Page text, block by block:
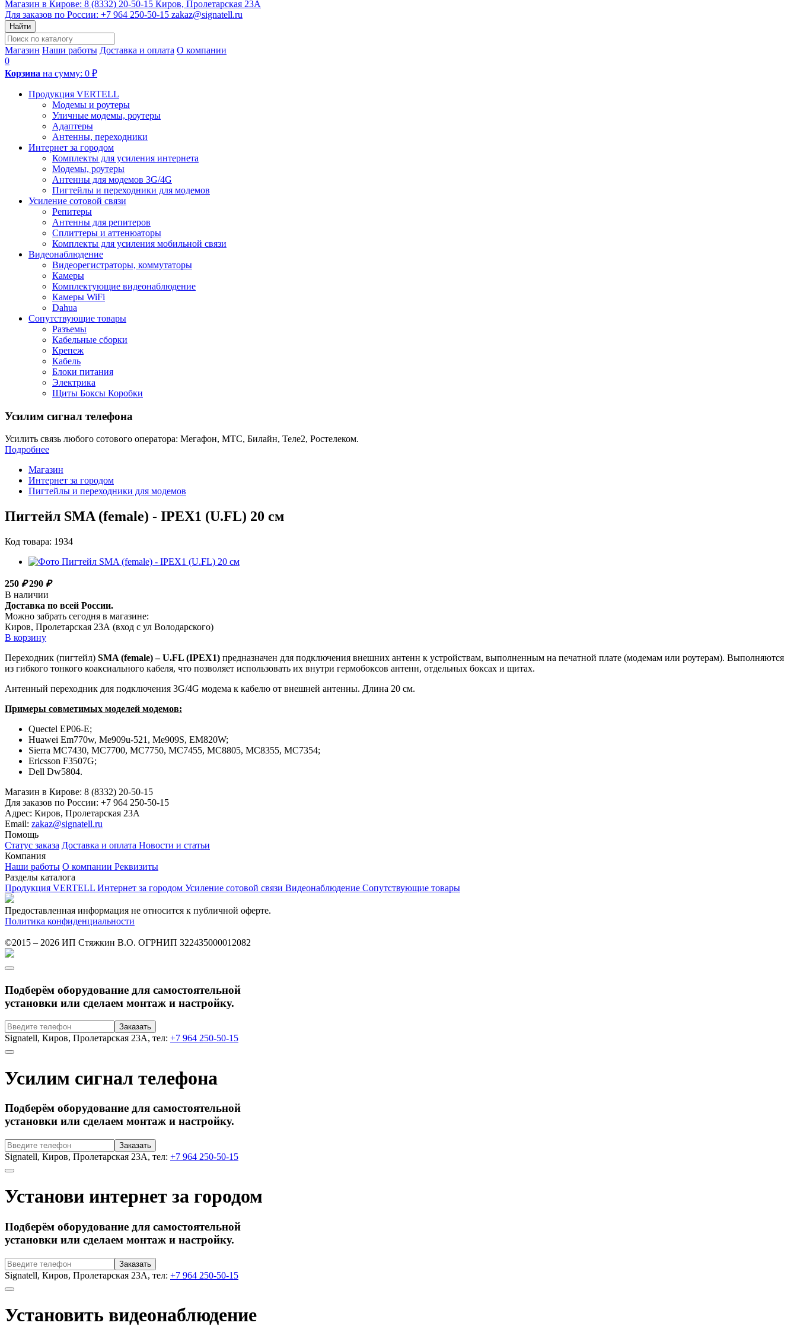
Магазин в Кирове: 8 (8332) 20-50-15 Киров, Пролетарская 23А
Для заказов по России: +7 964 250-50-15 zakaz@signatell.ru
Найти
Магазин Наши работы Доставка и оплата О компании
0
Корзина на сумму: 0 ₽
Продукция VERTELL
Модемы и роутеры
Уличные модемы, роутеры
Адаптеры
Антенны, переходники
Интернет за городом
Комплекты для усиления интернета
Модемы, роутеры
Антенны для модемов 3G/4G
Пигтейлы и переходники для модемов
Усиление сотовой связи
Репитеры
Антенны для репитеров
Сплиттеры и аттенюаторы
Комплекты для усиления мобильной связи
Видеонаблюдение
Видеорегистраторы, коммутаторы
Камеры
Комплектующие видеонаблюдение
Камеры WiFi
Dahua
Сопутствующие товары
Разъемы
Кабельные сборки
Крепеж
Кабель
Блоки питания
Электрика
Щиты Боксы Коробки
Усилим сигнал телефона
Усилить связь любого сотового оператора: Мегафон, МТС, Билайн, Теле2, Ростелеком.
Подробнее
Магазин
Интернет за городом
Пигтейлы и переходники для модемов
Пигтейл SMA (female) - IPEX1 (U.FL) 20 см
Код товара: 1934
250 ₽ 290 ₽
В наличии
Доставка по всей России.
Можно забрать сегодня в магазине:
Киров, Пролетарская 23А (вход с ул Володарского)
В корзину
Переходник (пигтейл) SMA (female) – U.FL (IPEX1) предназначен для подключения внешних антенн к устройствам, выполненным на печатной плате (модемам или роутерам). Выполняются
из гибкого тонкого коаксиального кабеля, что позволяет использовать их внутри гермобоксов антенн, отдельных боксах и щитах.
Антенный переходник для подключения 3G/4G модема к кабелю от внешней антенны. Длина 20 см.
Примеры совметимых моделей модемов:
Quectel EP06-E;
Huawei Em770w, Me909u-521, Me909S, EM820W;
Sierra MC7430, MC7700, MC7750, MC7455, MC8805, MC8355, MC7354;
Ericsson F3507G;
Dell Dw5804.
Магазин в Кирове: 8 (8332) 20-50-15
Для заказов по России: +7 964 250-50-15
Адрес: Киров, Пролетарская 23А
Email: zakaz@signatell.ru
Помощь
Статус заказа Доставка и оплата Новости и статьи
Компания
Наши работы О компании Реквизиты
Разделы каталога
Продукция VERTELL Интернет за городом Усиление сотовой связи Видеонаблюдение Сопутствующие товары
Предоставленная информация не относится к публичной оферте.
Политика конфиденциальности
©2015 – 2026 ИП Стяжкин В.О. ОГРНИП 322435000012082
Подберём оборудование для самостоятельной
установки или сделаем монтаж и настройку.
Signatell, Киров, Пролетарская 23А, тел: +7 964 250-50-15
Усилим сигнал телефона
Подберём оборудование для самостоятельной
установки или сделаем монтаж и настройку.
Signatell, Киров, Пролетарская 23А, тел: +7 964 250-50-15
Установи интернет за городом
Подберём оборудование для самостоятельной
установки или сделаем монтаж и настройку.
Signatell, Киров, Пролетарская 23А, тел: +7 964 250-50-15
Установить видеонаблюдение